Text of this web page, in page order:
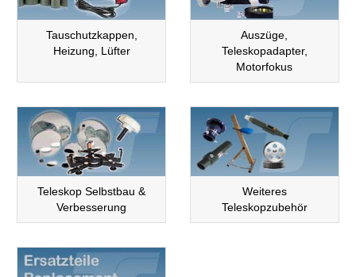
Tauschutzkappen,
Heizung, Lüfter
Auszüge,
Teleskopadapter,
Motorfokus
Teleskop Selbstbau &
Verbesserung
Weiteres
Teleskopzubehör